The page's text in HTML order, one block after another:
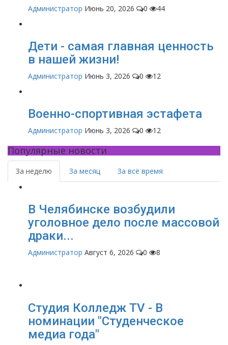
Администратор Июнь 20, 2026 0 44
Дети - самая главная ценность
в нашей жизни!
Администратор Июнь 3, 2026 0 12
Военно-спортивная эстафета
Администратор Июнь 3, 2026 0 12
Популярные новости
За неделю За месяц За всё время
В Челябинске возбудили
уголовное дело после массовой
драки...
Администратор Август 6, 2026 0 8
Студия Колледж TV - В
номинации "Студенческое
медиа года"